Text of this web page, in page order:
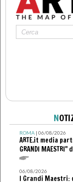
N
ROMA| 06/08/2026
ARTE.it media
GRANDI MAESTRI"
06/08/2026
I Grandi Maestri: